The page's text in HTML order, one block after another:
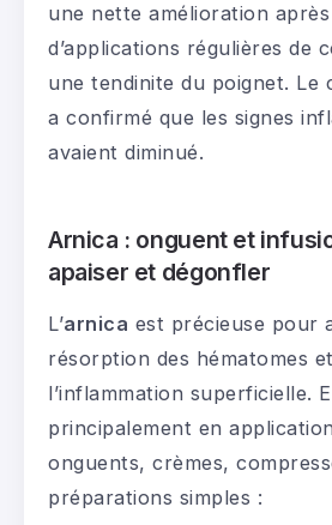
une nette amélioration
d’applications régulières de
une tendinite du poignet. Le
a confirmé que les signes
avaient diminué.
Arnica : onguent et
apaiser et dégonfler
L’arnica est précieuse pour
résorption des hématomes
l’inflammation superficielle.
principalement en
onguents, crèmes,
préparations simples :